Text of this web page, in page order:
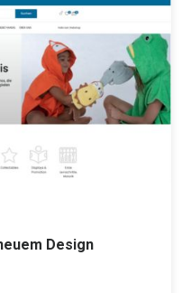
Design